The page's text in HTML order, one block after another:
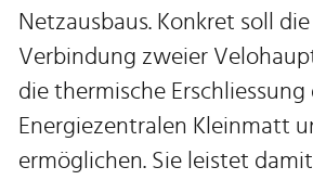
Netzausbaus. Konkret soll
Verbindung zweier
die thermische Erschliessung
Energiezentralen Kleinmatt
ermöglichen. Sie leistet